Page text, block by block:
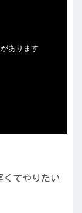
くてやりたい